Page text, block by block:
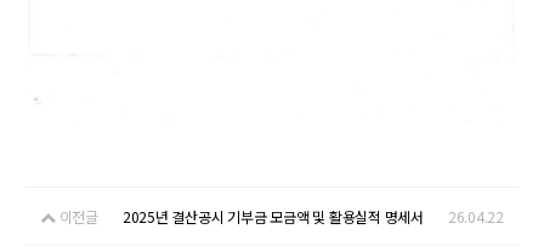
이전글 2025년 결산공시 기부금 모금액 및 활용실적 명세서 26.04.22